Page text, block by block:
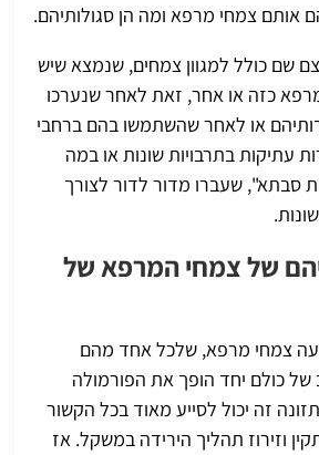
אותם צמחי מרפא ומה הן סגולותיהם.
שם כולל למגוון צמחים, שנמצא שיש
כזה או אחר, זאת לאחר שנערכו
או לאחר שהשתמשו בהם ברחבי
עתיקות בתרבויות שונות או במה
סבתא", שעברו מדור לדור לצורך
של צמחי המרפא של
צמחי מרפא, שלכל אחד מהם
של כולם יחד הופך את הפורמולה
זה יכול לסייע מאוד בכל הקשור
וזירוז תהליך הירידה במשקל. אז